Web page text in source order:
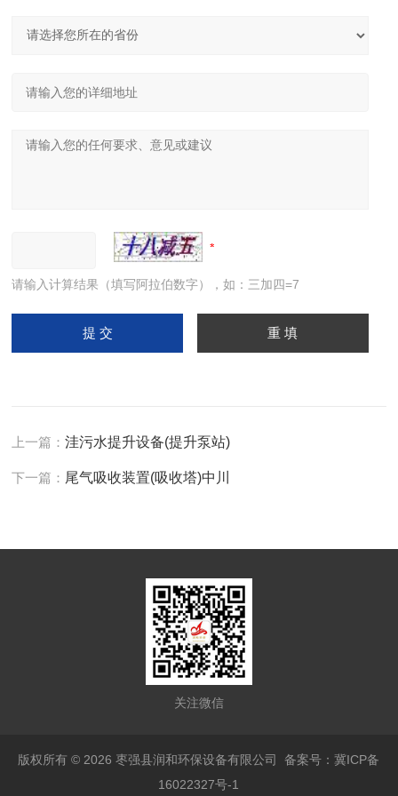
请输入计算结果（填写阿拉伯数字），如：三加四=7
上一篇：洼污水提升设备(提升泵站)
下一篇： 尾气吸收装置(吸收塔)中川
关注微信
版权所有 © 2026 枣强县润和环保设备有限公司备案号：冀ICP备
16022327号-1